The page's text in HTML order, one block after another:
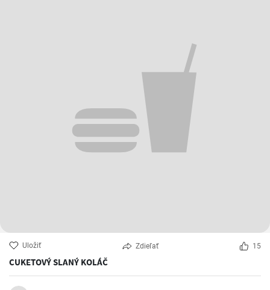
Uložiť Zdieľať 15
CUKETOVÝ SLANÝ KOLÁČ